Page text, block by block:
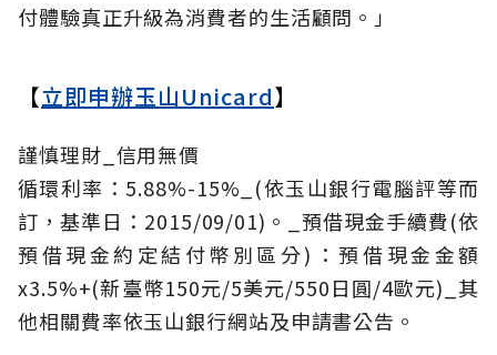
付體驗真正升級為消費者的生活顧問。」
【立即申辦玉山Unicard】
謹慎理財_信用無價
循環利率：5.88%-15%_(依玉山銀行電腦評等而
訂，基準日：2015/09/01)。_預借現金手續費(依
預借現金約定結付幣別區分)：預借現金金額
x3.5%+(新臺幣150元/5美元/550日圓/4歐元)_其
他相關費率依玉山銀行網站及申請書公告。